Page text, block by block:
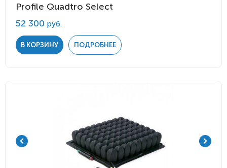
Profile Quadtro Select
52 300 руб.
В КОРЗИНУ ПОДРОБНЕЕ